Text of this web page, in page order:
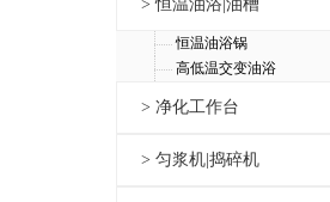
> 恒温油浴|油槽
恒温油浴锅
高低温交变油浴
> 净化工作台
> 匀浆机|捣碎机